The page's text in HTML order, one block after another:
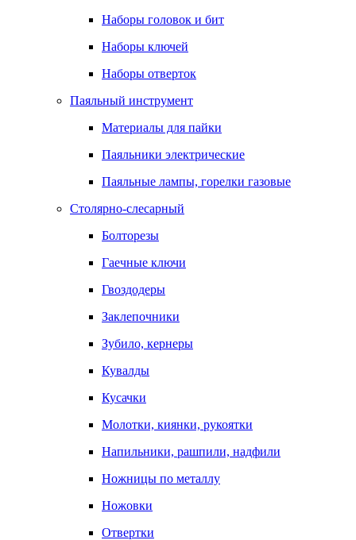
Наборы головок и бит
Наборы ключей
Наборы отверток
Паяльный инструмент
Материалы для пайки
Паяльники электрические
Паяльные лампы, горелки газовые
Столярно-слесарный
Болторезы
Гаечные ключи
Гвоздодеры
Заклепочники
Зубило, кернеры
Кувалды
Кусачки
Молотки, киянки, рукоятки
Напильники, рашпили, надфили
Ножницы по металлу
Ножовки
Отвертки